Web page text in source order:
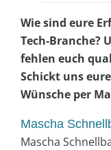
Wie sind eure
Tech-Branche?
fehlen euch
Schickt uns
Wünsche per
Mascha
Mascha